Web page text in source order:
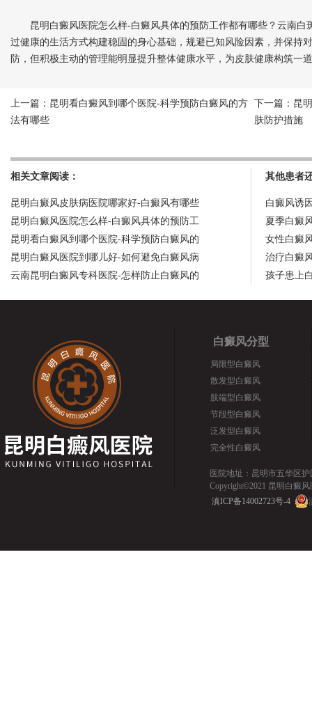
昆明白癜风医院怎么样-白癜风具体的预防工作都有哪些？云南白
过健康的生活方式构建稳固的身心基础，规避已知风险因素，并保持
防，但积极主动的管理能明显提升整体健康水平，为皮肤健康构筑一
上一篇： 昆明看白癜风到哪个医院-科学预防白癜风的方
法有哪些
下一篇： 昆
肤防护措施
相关文章阅读：
昆明白癜风皮肤病医院哪家好-白癜风有哪些
昆明白癜风医院怎么样-白癜风具体的预防工
昆明看白癜风到哪个医院-科学预防白癜风的
昆明白癜风医院到哪儿好-如何避免白癜风病
云南昆明白癜风专科医院-怎样防止白癜风的
其他患者
白癜风诱
夏季白癜
女性白癜
治疗白癜
孩子患上
白癜风分型
局限型白癜风
散发型白癜风
肢端型白癜风
节段型白癜风
泛发型白癜风
完全性白癜风
医院地址：昆明市五华区护
Copyright©2021 昆明白癜风
滇ICP备14002723号-4